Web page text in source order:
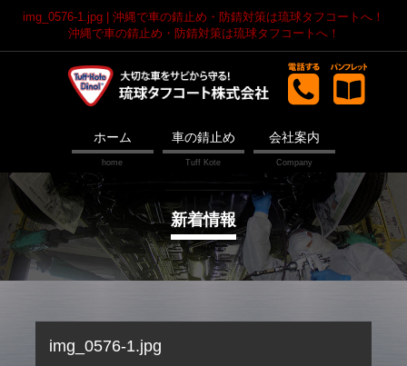
img_0576-1.jpg | 沖縄で車の錆止め・防錆対策は琉球タフコートへ！
沖縄で車の錆止め・防錆対策は琉球タフコートへ！
ホーム 車の錆止め 会社案内
新着情報
img_0576-1.jpg